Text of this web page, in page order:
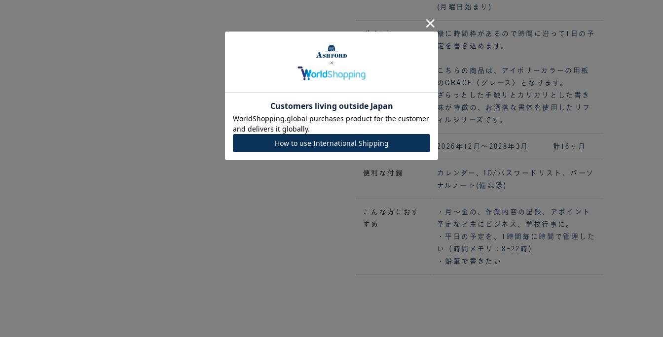
(月曜日始まり)
ポイント
縦に時間枠があるので時間に沿って1日の予
定を書き込めます。
こちらの商品は、アイボリーカラーの用紙
のGRACE〈グレース〉となります。
ざらっとした手触りとカリカリとした書き
味が特徴の、お洒落な書体を使用したリフ
ィルシリーズです。
期間 2026年12月～2028年3月 計16ヶ月
便利な付録
カレンダー、ID/パスワードリスト、パーソ
ナルノート(備忘録)
こんな方におす
すめ
・月～金の、作業内容の記録、アポイント
予定など主にビジネス、学校行事に。
・平日の予定を、1時間毎に時間で管理した
い（時間メモリ：8-22時）
・鉛筆で書きたい